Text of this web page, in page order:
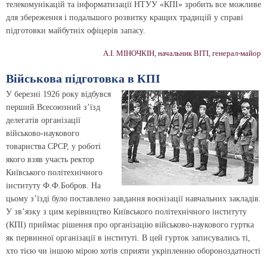
телекомунікацій та інформатизації НТУУ «КПІ» зробить все можливе
для збереження і подальшого розвитку кращих традицій у справі
підготовки майбутніх офіцерів запасу.
А.І. МІНОЧКІН, начальник ВІТІ, генерал-майор
Військова підготовка в КПІ
У березні 1926 року відбувся
перший Всесоюзний з’їзд
делегатів організації
військово-наукового
товариства СРСР, у роботі
якого взяв участь ректор
Київського політехнічного
інституту Ф.Ф.Бобров. На
цьому з’їзді було поставлено завдання воєнізації навчальних закладів.
У зв’язку з цим керівництво Київського політехнічного інституту
(КПІ) приймає рішення про організацію військово-наукового гуртка
як первинної організації в інституті. В цей гурток записувались ті,
хто тією чи іншою мірою хотів сприяти укріпленню обороноздатності